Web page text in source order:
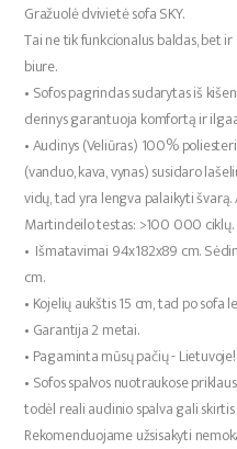
Gražuolė dvivietė sofa SKY.
Tai ne tik funkcionalus baldas, bet
biure.
• Sofos pagrindas sudarytas iš
derinys garantuoja komfortą ir
•Audinys (Veliūras) 100%
(vanduo, kava, vynas) susidaro
vidų, tad yra lengva palaikyti
Martindeilo testas: >100 000 ciklų.
• Išmatavimai 94x182x89 cm.
cm.
• Kojelių aukštis 15 cm, tad po sofa
• Garantija 2 metai.
• Pagaminta mūsų pačių - Lietuvoje!
• Sofos spalvos nuotraukose
todėl reali audinio spalva gali
Rekomenduojame užsisakyti